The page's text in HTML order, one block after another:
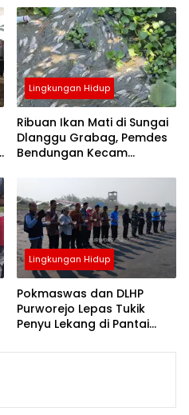
Lingkungan Hidup
Ribuan Ikan Mati di Sungai
Dlanggu Grabag, Pemdes
Bendungan Kecam
Perlindungan Sungai
Lingkungan Hidup
Pokmaswas dan DLHP
Purworejo Lepas Tukik
Penyu Lekang di Pantai
Pelestarian Satwa Laut